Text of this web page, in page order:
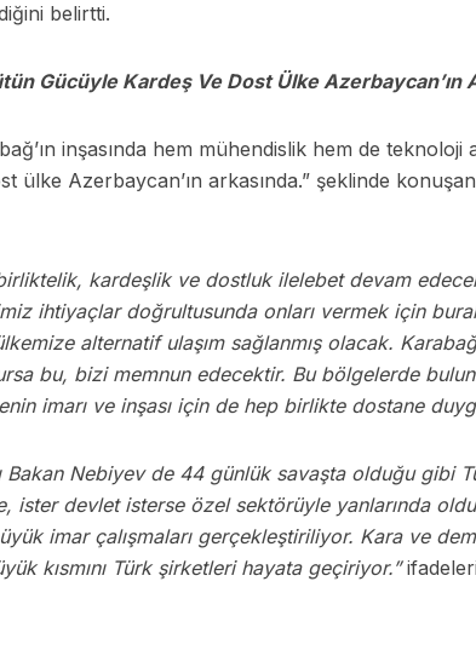
belirtti.
Gücüyle Kardeş Ve Dost Ülke Azerbaycan’ın
inşasında hem mühendislik hem de
ülke Azerbaycan’ın arkasında.” şeklinde
kardeşlik ve dostluk ilelebet devam
ihtiyaçlar doğrultusunda onları vermek için
alternatif ulaşım sağlanmış olacak.
bu, bizi memnun edecektir. Bu bölgelerde
imarı ve inşası için de hep birlikte dostane
Bakan Nebiyev de 44 günlük savaşta olduğu gibi
ister devlet isterse özel sektörüyle yanlarında
imar çalışmaları gerçekleştiriliyor. Kara ve
kısmını Türk şirketleri hayata geçiriyor.”